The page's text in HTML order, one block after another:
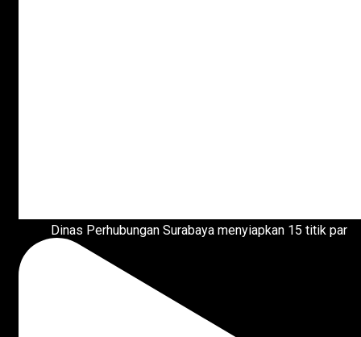
Dinas Perhubungan Surabaya menyiapkan 15 titik par